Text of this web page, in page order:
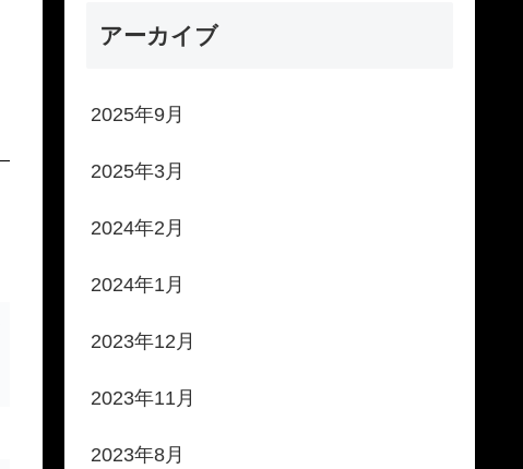
アーカイブ
2025年9月
2025年3月
2024年2月
2024年1月
2023年12月
2023年11月
2023年8月